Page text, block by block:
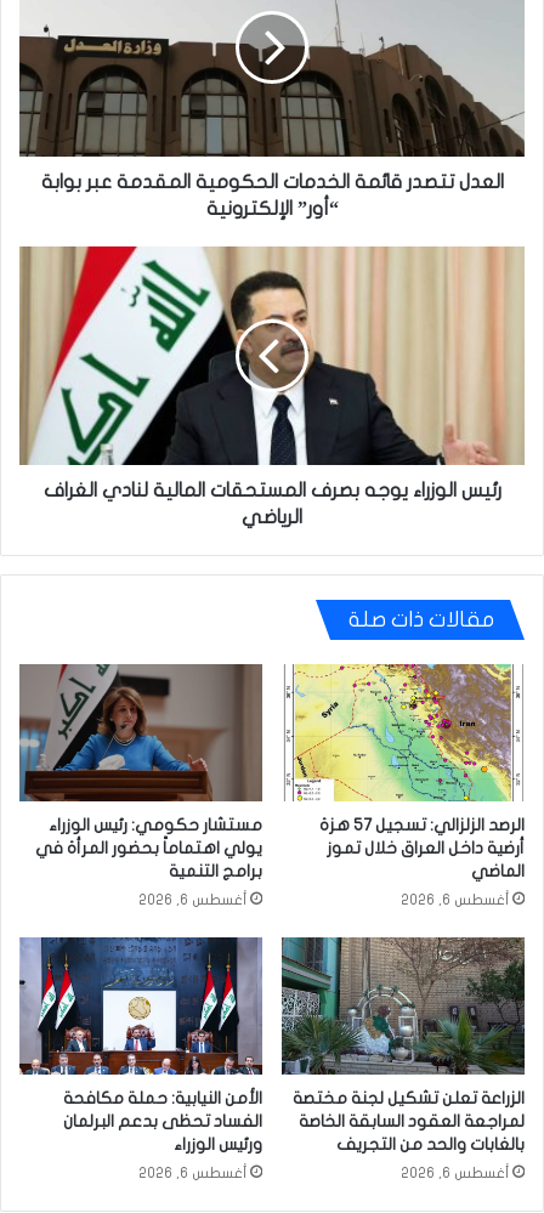
بوابة
“أور”
الإلكترونية
العدل تتصدر قائمة الخدمات الحكومية المقدمة عبر بوابة
“أور” الإلكترونية
الرياضي
رئيس الوزراء يوجه بصرف المستحقات المالية لنادي الغراف
الرياضي
مقالات ذات صلة
الرصد الزلزالي: تسجيل 57 هزة
أرضية داخل العراق خلال تموز
الماضي
أغسطس 6, 2026
مستشار حكومي: رئيس الوزراء
يولي اهتماماً بحضور المرأة في
برامج التنمية
أغسطس 6, 2026
الزراعة تعلن تشكيل لجنة مختصة
لمراجعة العقود السابقة الخاصة
بالغابات والحد من التجريف
أغسطس 6, 2026
الأمن النيابية: حملة مكافحة
الفساد تحظى بدعم البرلمان
ورئيس الوزراء
أغسطس 6, 2026